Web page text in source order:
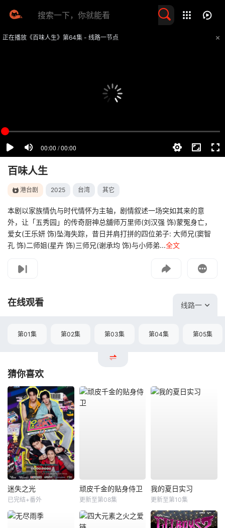
正在播放《百味人生》第64集 - 线路一节点
百味人生
港台剧 2025 台湾 其它
本剧以家族情仇与时代情怀为主轴，剧情叙述一场突如其来的意
外，让「五秀园」的传奇厨神总舖师万里师(刘汉强 饰)蒙冤身亡，
爱女(王乐妍 饰)坠海失踪，昔日并肩打拼的四位弟子: 大师兄(窦智
孔 饰)二师姐(星卉 饰)三师兄(谢承均 饰)与小师弟...全文
如遇无法播放请提交给我们
在线观看 线路一
第01集 第02集 第03集 第04集 第05集
猜你喜欢
迷失之光
已完结+番外
顽皮千金的贴身侍卫
更新至第08集
我的夏日实习
更新至第10集